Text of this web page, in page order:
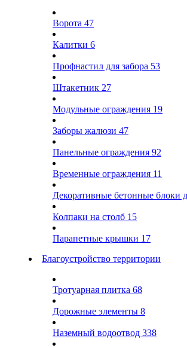
Ворота 47
Калитки 6
Профнастил для забора 53
Штакетник 27
Модульные ограждения 19
Заборы жалюзи 47
Панельные ограждения 92
Временные ограждения 11
Декоративные бетонные блоки
Колпаки на столб 15
Парапетные крышки 17
Благоустройство территории
Тротуарная плитка 68
Дорожные элементы 8
Наземный водоотвод 338